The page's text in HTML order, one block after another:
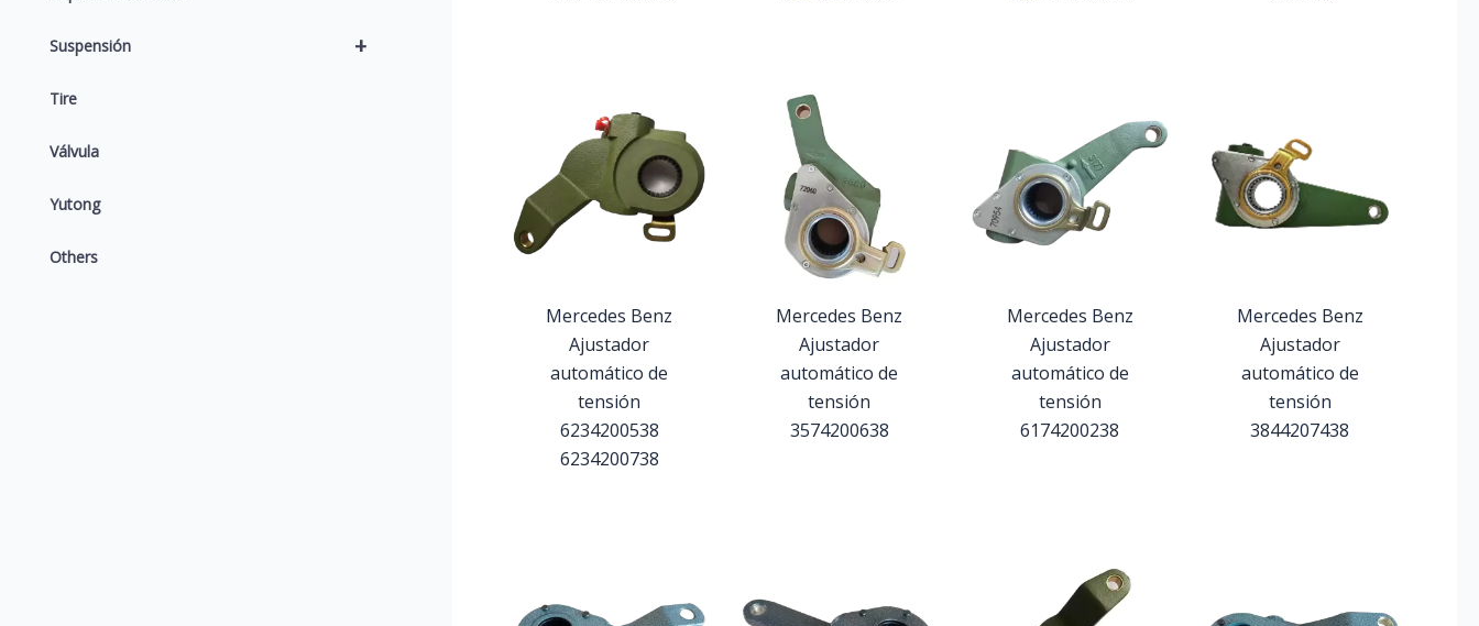
+
Suspensión
Tire
Válvula
Yutong
Others
Mercedes Benz
Ajustador
automático de
tensión
6234200538
6234200738
Mercedes Benz
Ajustador
automático de
tensión
3574200638
Mercedes Benz
Ajustador
automático de
tensión
6174200238
Mercedes Benz
Ajustador
automático de
tensión
3844207438